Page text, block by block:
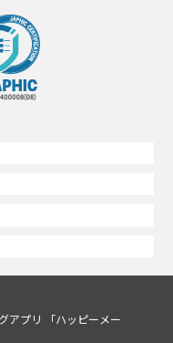
アプリ 「ハッピーメー